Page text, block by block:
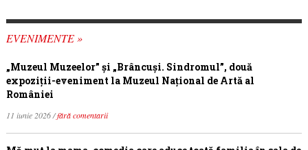
EVENIMENTE »
„Muzeul Muzeelor” și „Brâncuși. Sindromul”, două
expoziții-eveniment la Muzeul Național de Artă al
României
11 iunie 2026 /fără comentarii